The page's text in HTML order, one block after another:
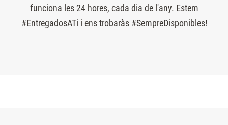
funciona les 24 hores, cada dia de l'any. Estem
#EntregadosATi i ens trobaràs #SempreDisponibles!